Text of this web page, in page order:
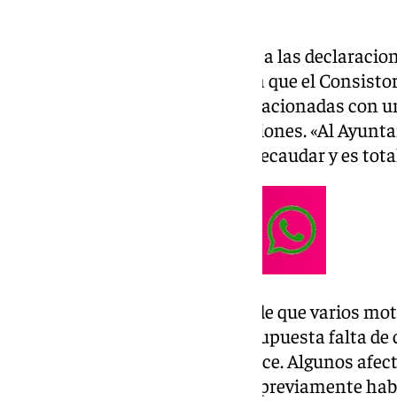
101 Televisión ha tenido acceso a las
Juan José Ortega, quien asegura que el
molesto por las acusaciones relacionadas con
recaudar dinero mediante sanciones. «Al
que se diga que hay un afán de recaudar y es
La controversia surge después de que varios
sanciones y denunciaran una supuesta falta
Local de Sevilla y la de Santiponce. Algunos
estacionaron en lugares donde previamente